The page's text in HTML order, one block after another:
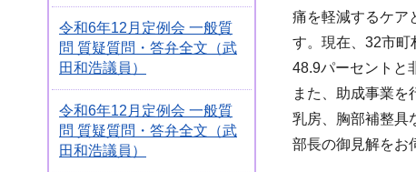
令和6年12月定例会 一般質
問 質疑質問・答弁全文（武
田和浩議員）
令和6年12月定例会 一般質
問 質疑質問・答弁全文（武
田和浩議員）
痛を軽減するケア
す。現在、32市町
48.9パーセントと
また、助成事業を
乳房、胸部補整具
部長の御見解をお